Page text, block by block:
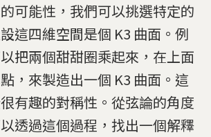
可能性，我們可以挑選特定的
這四維空間是個 K3 曲面。例
把兩個甜甜圈乘起來，在上面
，來製造出一個 K3 曲面。這
有趣的對稱性。從弦論的角度
透過這個過程，找出一個解釋